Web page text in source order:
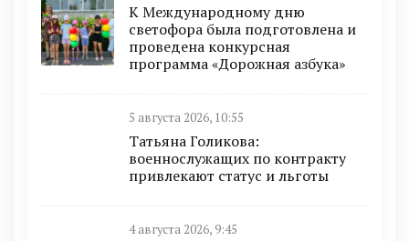
К Международному дню
светофора была подготовлена и
проведена конкурсная
программа «Дорожная азбука»
5 августа 2026, 10:55
Татьяна Голикова:
военнослужащих по контракту
привлекают статус и льготы
4 августа 2026, 9:45